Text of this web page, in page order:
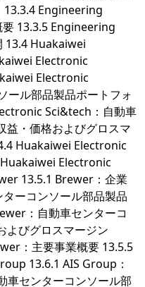
13.3.4 Engineering
13.3.5 Engineering
13.4 Huakaiwei
Electronic
Electronic
ール部品製品ポートフォ
Sci&tech：自動車
益・価格およびグロスマ
Huakaiwei Electronic
Electronic
13.5.1 Brewer：企業
ーコンソール部品製品
：自動車センターコ
よびグロスマージン
：主要事業概要 13.5.5
13.6.1 AIS Group：
車センターコンソール部